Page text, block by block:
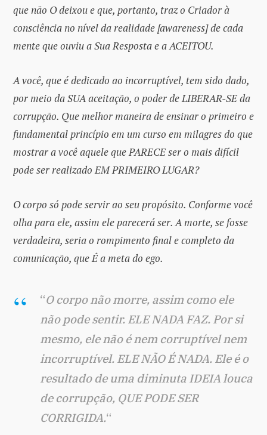
que não O deixou e que, portanto, traz o Criador à
consciência no nível da realidade [awareness] de cada
mente que ouviu a Sua Resposta e a ACEITOU.
A você, que é dedicado ao incorruptível, tem sido dado,
por meio da SUA aceitação, o poder de LIBERAR-SE da
corrupção. Que melhor maneira de ensinar o primeiro e
fundamental princípio em um curso em milagres do que
mostrar a você aquele que PARECE ser o mais difícil
pode ser realizado EM PRIMEIRO LUGAR?
O corpo só pode servir ao seu propósito. Conforme você
olha para ele, assim ele parecerá ser. A morte, se fosse
verdadeira, seria o rompimento final e completo da
comunicação, que É a meta do ego.
“O corpo não morre, assim como ele
não pode sentir. ELE NADA FAZ. Por si
mesmo, ele não é nem corruptível nem
incorruptível. ELE NÃO É NADA. Ele é o
resultado de uma diminuta IDEIA louca
de corrupção, QUE PODE SER
CORRIGIDA.“